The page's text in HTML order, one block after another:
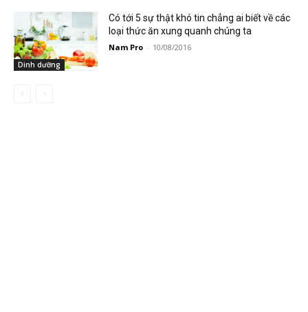
Dinh dưỡng
Có tới 5 sự thật khó tin chẳng ai biết về các
loại thức ăn xung quanh chúng ta
Nam Pro - 10/08/2016